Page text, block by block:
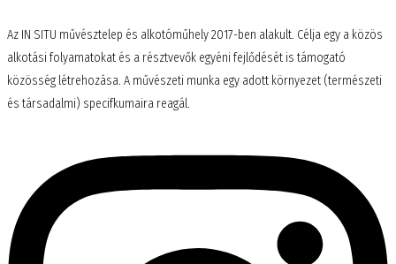
Az IN SITU művésztelep és alkotóműhely 2017-ben alakult. Célja egy a közös
alkotási folyamatokat és a résztvevők egyéni fejlődését is támogató
közösség létrehozása. A művészeti munka egy adott környezet (természeti
és társadalmi) specifkumaira reagál.